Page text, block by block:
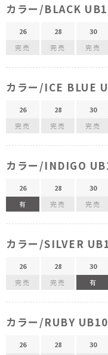
カラー/BLACK
26
完売
28
完売
30
完売
カラー/ICE BLUE
26
完売
28
完売
30
完売
カラー/INDIGO
26
有
28
完売
30
完売
カラー/SILVER
26
完売
28
完売
30
有
カラー/RUBY
26
28
30